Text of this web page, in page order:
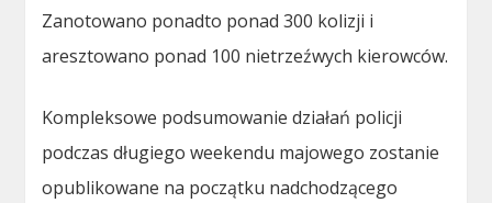
Zanotowano ponadto ponad 300 kolizji i
aresztowano ponad 100 nietrzeźwych kierowców.
Kompleksowe podsumowanie działań policji
podczas długiego weekendu majowego zostanie
opublikowane na początku nadchodzącego